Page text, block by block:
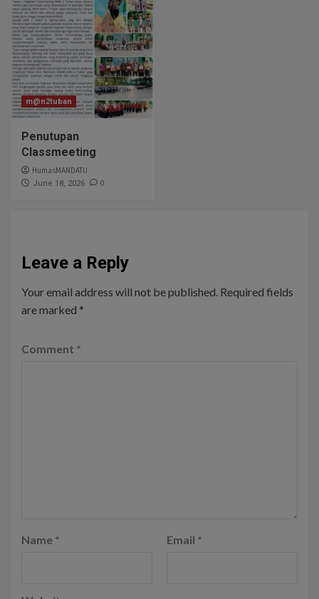
m@n2tuban
Penutupan
Classmeeting
HumasMANDATU
June 18, 2026 0
Leave a Reply
Your email address will not be published. Required fields
are marked *
Comment *
Name * Email *